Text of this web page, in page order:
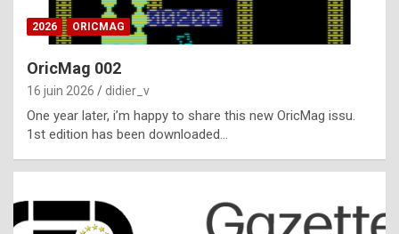
ff
i
l
t
t
s
2026 ORICMAG
OricMag 002
16 juin 2026 didier_v
One year later, i’m happy to share this new OricMag issu.
1st edition has been downloaded…